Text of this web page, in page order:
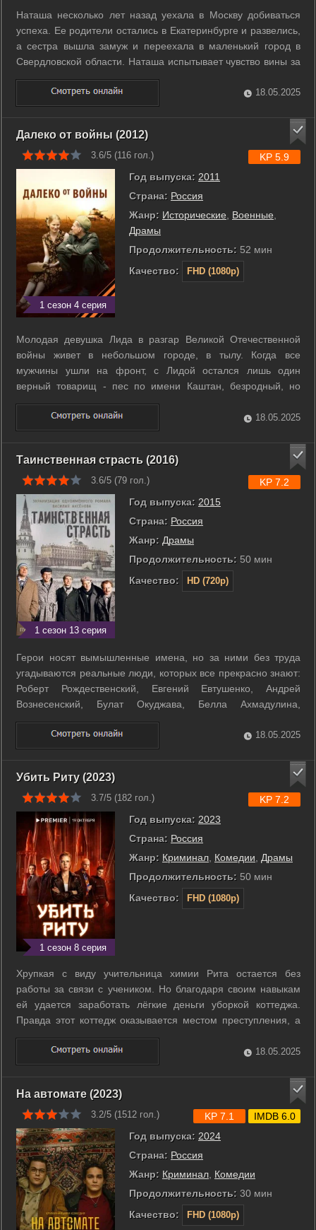
Наташа несколько лет назад уехала в Москву добиваться
успеха. Ее родители остались в Екатеринбурге и развелись,
а сестра вышла замуж и переехала в маленький город в
Свердловской области. Наташа испытывает чувство вины за
то, что бросила семью, и постоянно старается решать все
их проблемы на расстоянии. Она живет с мужчиной намного
старше себя, о ...
18.05.2025
Далеко от войны (2012)
3.6/5 (116 гол.)
1 сезон 4 серия
Год выпуска: 2011
Страна: Россия
Жанр: Исторические Военные
Драмы
Продолжительность: 52 мин
Качество:
FHD (1080p)
KP 5.9
Молодая девушка Лида в разгар Великой Отечественной
войны живет в небольшом городе, в тылу. Когда все
мужчины ушли на фронт, с Лидой остался лишь один
верный товарищ - пес по имени Каштан, безродный, но
очень преданный. Но однажды суровая война добралась и
до Лидиного друга. Каштана увидели на улице и
«мобилизовали» в ряды советской армии и ...
18.05.2025
Таинственная страсть (2016)
3.6/5 (79 гол.)
1 сезон 13 серия
Год выпуска: 2015
Страна: Россия
Жанр: Драмы
Продолжительность: 50 мин
Качество:
HD (720p)
KP 7.2
Герои носят вымышленные имена, но за ними без труда
угадываются реальные люди, которых все прекрасно знают:
Роберт Рождественский, Евгений Евтушенко, Андрей
Вознесенский, Булат Окуджава, Белла Ахмадулина,
Владимир Высоцкий, Эрнст Неизвестный, сам Василий
Аксёнов и другие. Фильм рассказывает о том, как жили эти
люди – сопротивлялись власти или ...
18.05.2025
Убить Риту (2023)
3.7/5 (182 гол.)
1 сезон 8 серия
Год выпуска: 2023
Страна: Россия
Жанр: Криминал Комедии
Драмы
Продолжительность: 50 мин
Качество:
FHD (1080p)
KP 7.2
Хрупкая с виду учительница химии Рита остается без
работы за связи с учеником. Но благодаря своим навыкам
ей удается заработать лёгкие деньги уборкой коттеджа.
Правда этот коттедж оказывается местом преступления, а
сама Рита оказывается в эпицентре криминальных разборок
местных бандитов. Однако Рита не так проста - все это
время она жила под ...
18.05.2025
На автомате (2023)
3.2/5 (1512 гол.)
Год выпуска: 2024
Страна: Россия
Жанр: Криминал Комедии
Продолжительность: 30 мин
Качество:
FHD (1080p)
KP 7.1 IMDB 6.0